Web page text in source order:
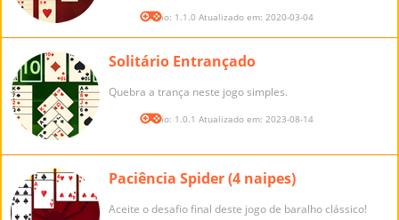
Versão: 1.1.0 Atualizado em: 2020-03-04
Solitário Entrançado
Quebra a trança neste jogo simples.
Versão: 1.0.1 Atualizado em: 2023-08-14
Paciência Spider (4 naipes)
Aceite o desafio final deste jogo de baralho clássico!